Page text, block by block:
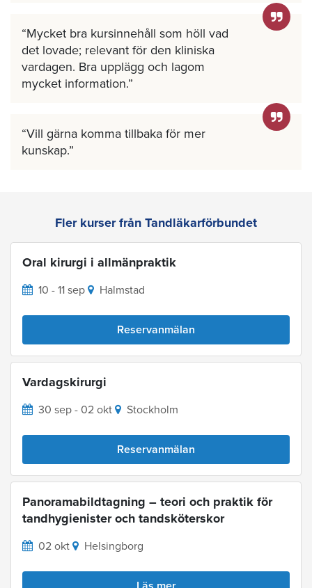
Mycket bra kursinnehåll som höll vad
det lovade; relevant för den kliniska
vardagen. Bra upplägg och lagom
mycket information.
Vill gärna komma tillbaka för mer
kunskap.
Fler kurser från Tandläkarförbundet
Oral kirurgi i allmänpraktik
10 - 11 sep Halmstad
Reservanmälan
Vardagskirurgi
30 sep - 02 okt Stockholm
Reservanmälan
Panoramabildtagning – teori och praktik för
tandhygienister och tandsköterskor
02 okt Helsingborg